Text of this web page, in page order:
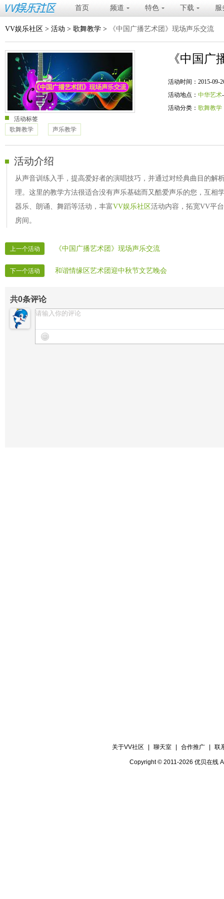
首页 频道 特色 下载 服
VV娱乐社区 > 活动 > 歌舞教学 > 《中国广播艺术团》现场声乐交流
《中国
活动时间：2015-09-
活动地点： 中华艺术
活动分类： 歌舞教学
活动标签
歌舞教学
声乐教学
活动介绍
从声音训练入手，提高爱好者的演唱技巧，并通过对经典曲目的解
理。这里的教学方法很适合没有声乐基础而又酷爱声乐的您，互相
器乐、朗诵、舞蹈等活动，丰富VV娱乐社区活动内容，拓宽VV平
房间。
上一个活动 《中国广播艺术团》现场声乐交流
下一个活动 和谐情缘区艺术团迎中秋节文艺晚会
共0条评论
关于VV社区 聊天室 合作推广 联
Copyright © 2011-2026 优贝在线